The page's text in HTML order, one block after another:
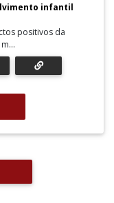
infantil
positivos da